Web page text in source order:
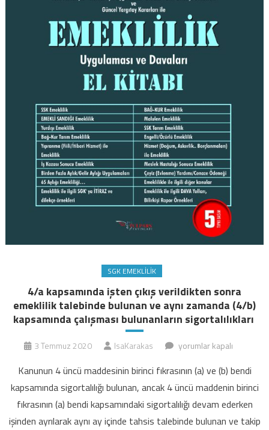
SGK EMEKLILIK
4/a kapsamında işten çıkış verildikten sonra
emeklilik talebinde bulunan ve aynı zamanda (4/b)
kapsamında çalışması bulunanların sigortalılıkları
3 Temmuz 2020 IsaKarakas
4/a
işten
çıkış
verildikten
sonra
yorumlar kapalı
Kanunun 4 üncü maddesinin birinci fıkrasının (a) ve (b) bendi
kapsamında sigortalılığı bulunan, ancak 4 üncü maddenin birinci
fıkrasının (a) bendi kapsamındaki sigortalılığı devam ederken
işinden ayrılarak aynı ay içinde tahsis talebinde bulunan ve takip